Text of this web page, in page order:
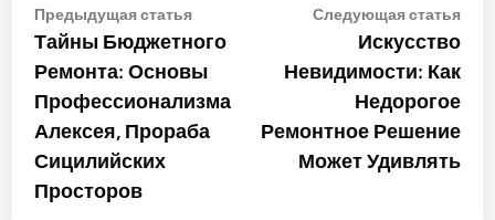
Навигация
по
записям
Предыдущая статьяПредыдущая
статья:
Тайны Бюджетного
Ремонта: Основы
Профессионализма
Алексея, Прораба
Сицилийских
Просторов
Следующая статья
Искусство
Невидимости: Как
Недорогое
Ремонтное Решение
Может Удивлять